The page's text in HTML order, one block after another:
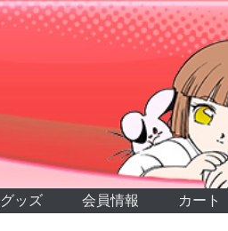
グッズ 会員情報 カート